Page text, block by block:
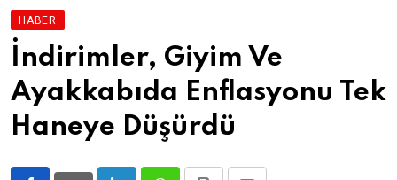
Ürün ve Hizmet
Enerji
Haber
Gündem
HABER
İndirimler, Giyim Ve
Ayakkabıda Enflasyonu Tek
Haneye Düşürdü